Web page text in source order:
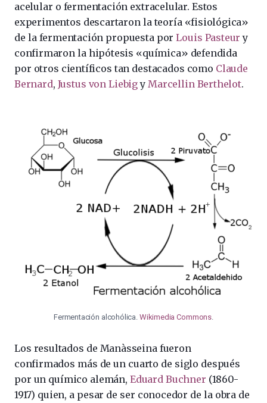
acelular o fermentación extracelular. Estos
experimentos descartaron la teoría «fisiológica»
de la fermentación propuesta porLouis Pasteur y
confirmaron la hipótesis «química» defendida
por otros científicos tan destacados como Claude
Bernard, Justus von LiebigyMarcellin Berthelot.
Fermentación alcohólica. Wikimedia Commons
Los resultados de Manàsseina fueron
confirmados más de un cuarto de siglo después
por un químico alemán,Eduard Buchner (1860-
1917) quien, a pesar de ser conocedor de la obra de